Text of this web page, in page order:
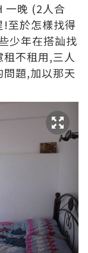
一晚 (2人合
至於怎樣找得
少年在搭訕找
不租用,三人
題,加以那天